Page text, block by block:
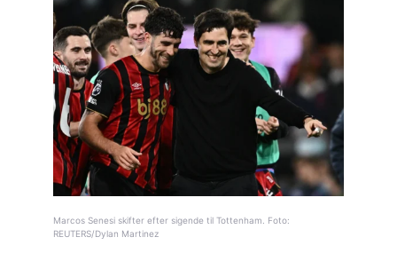
Marcos Senesi skifter efter sigende til Tottenham. Foto:
REUTERS/Dylan Martinez